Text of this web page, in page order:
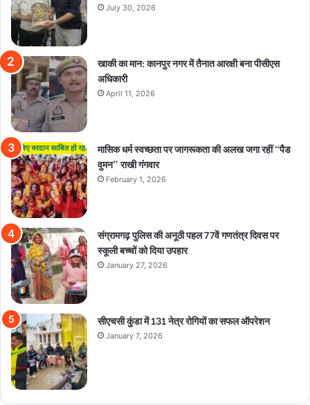
July 30, 2026
खाकी का मान: कानपुर नगर में तैनात आरक्षी बना पीसीएस
अधिकारी
April 11, 2026
मासिक धर्म स्वच्छता पर जागरूकता की अलख जगा रहीं “पैड
वुमन” राखी गंगवार
February 1, 2026
संग्रामगढ़ पुलिस की अनूठी पहल 77वें गणतंत्र दिवस पर
स्कूली बच्चों को दिया उपहार
January 27, 2026
सीएचसी कुंडा में 131 नेत्र रोगियों का सफल ऑपरेशन
January 7, 2026